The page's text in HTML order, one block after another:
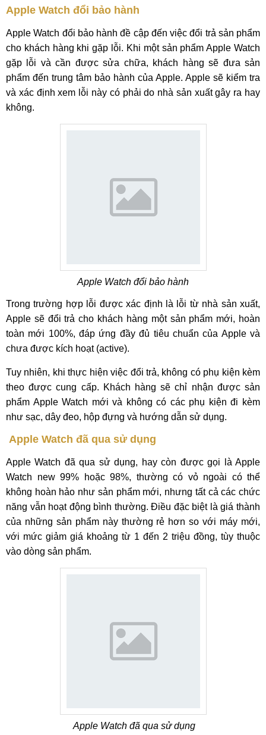
Apple Watch đổi bảo hành
Apple Watch đổi bảo hành đề cập đến việc đổi trả sản phẩm
cho khách hàng khi gặp lỗi. Khi một sản phẩm Apple Watch
gặp lỗi và cần được sửa chữa, khách hàng sẽ đưa sản
phẩm đến trung tâm bảo hành của Apple. Apple sẽ kiểm tra
và xác định xem lỗi này có phải do nhà sản xuất gây ra hay
không.
Apple Watch đổi bảo hành
Trong trường hợp lỗi được xác định là lỗi từ nhà sản xuất,
Apple sẽ đổi trả cho khách hàng một sản phẩm mới, hoàn
toàn mới 100%, đáp ứng đầy đủ tiêu chuẩn của Apple và
chưa được kích hoạt (active).
Tuy nhiên, khi thực hiện việc đổi trả, không có phụ kiện kèm
theo được cung cấp. Khách hàng sẽ chỉ nhận được sản
phẩm Apple Watch mới và không có các phụ kiện đi kèm
như sạc, dây đeo, hộp đựng và hướng dẫn sử dụng.
Apple Watch đã qua sử dụng
Apple Watch đã qua sử dụng, hay còn được gọi là Apple
Watch new 99% hoặc 98%, thường có vỏ ngoài có thể
không hoàn hảo như sản phẩm mới, nhưng tất cả các chức
năng vẫn hoạt động bình thường. Điều đặc biệt là giá thành
của những sản phẩm này thường rẻ hơn so với máy mới,
với mức giảm giá khoảng từ 1 đến 2 triệu đồng, tùy thuộc
vào dòng sản phẩm.
Apple Watch đã qua sử dụng